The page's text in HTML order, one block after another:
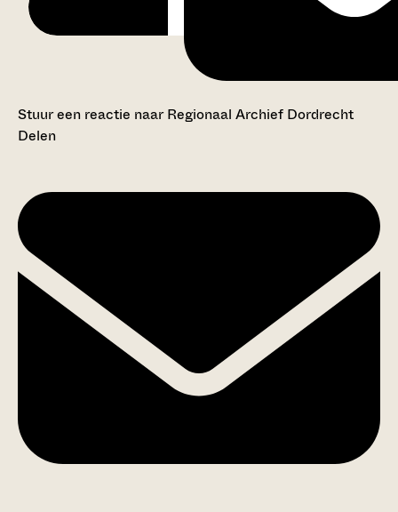
Stuur een reactie naar Regionaal Archief Dordrecht
Delen